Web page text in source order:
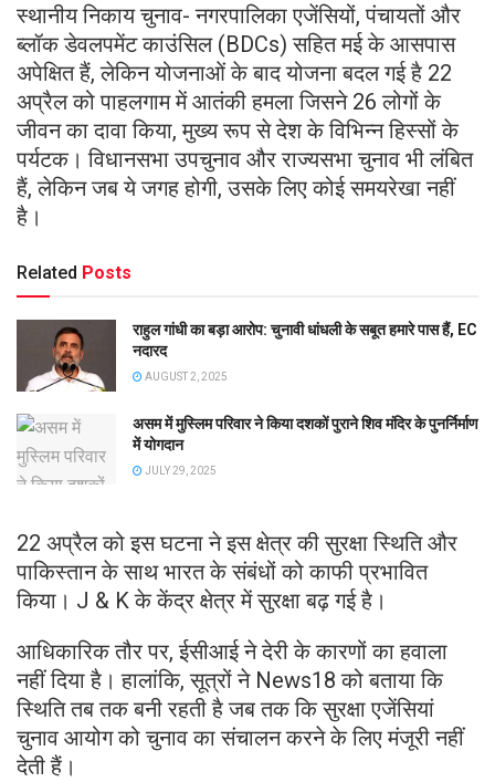
स्थानीय निकाय चुनाव- नगरपालिका एजेंसियों, पंचायतों और
ब्लॉक डेवलपमेंट काउंसिल (BDCs) सहित मई के आसपास
अपेक्षित हैं, लेकिन योजनाओं के बाद योजना बदल गई है 22
अप्रैल को पाहलगाम में आतंकी हमला जिसने 26 लोगों के
जीवन का दावा किया, मुख्य रूप से देश के विभिन्न हिस्सों के
पर्यटक। विधानसभा उपचुनाव और राज्यसभा चुनाव भी लंबित
हैं, लेकिन जब ये जगह होगी, उसके लिए कोई समयरेखा नहीं
है।
Related Posts
राहुल गांधी का बड़ा आरोप: चुनावी धांधली के सबूत हमारे पास हैं, EC
नदारद
AUGUST 2, 2025
असम में मुस्लिम परिवार ने किया दशकों पुराने शिव मंदिर के पुनर्निर्माण
में योगदान
JULY 29, 2025
22 अप्रैल को इस घटना ने इस क्षेत्र की सुरक्षा स्थिति और
पाकिस्तान के साथ भारत के संबंधों को काफी प्रभावित
किया। J & K के केंद्र क्षेत्र में सुरक्षा बढ़ गई है।
आधिकारिक तौर पर, ईसीआई ने देरी के कारणों का हवाला
नहीं दिया है। हालांकि, सूत्रों ने News18 को बताया कि
स्थिति तब तक बनी रहती है जब तक कि सुरक्षा एजेंसियां ​​
चुनाव आयोग को चुनाव का संचालन करने के लिए मंजूरी नहीं
देती हैं।